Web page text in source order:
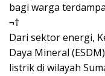
bagi warga
¬†
Dari sektor energi,
Daya Mineral
listrik di wilayah